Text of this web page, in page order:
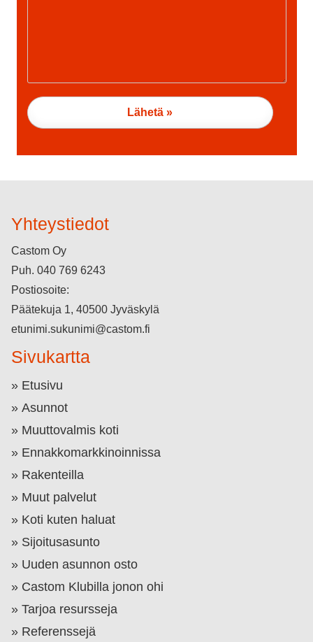
Yhteystiedot
Castom Oy
Puh. 040 769 6243
Postiosoite:
Päätekuja 1, 40500 Jyväskylä
etunimi.sukunimi@castom.fi
Sivukartta
Etusivu
Asunnot
Muuttovalmis koti
Ennakkomarkkinoinnissa
Rakenteilla
Muut palvelut
Koti kuten haluat
Sijoitusasunto
Uuden asunnon osto
Castom Klubilla jonon ohi
Tarjoa resursseja
Referenssejä